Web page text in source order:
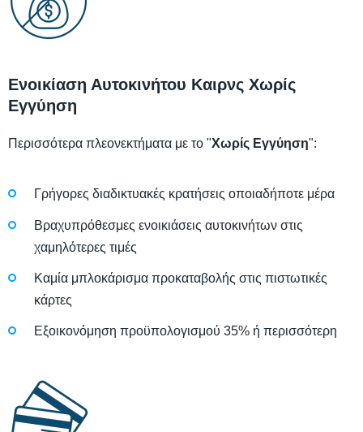
Ενοικίαση Αυτοκινήτου Καιρνς Χωρίς
Εγγύηση
Περισσότερα πλεονεκτήματα με το "Χωρίς Εγγύηση":
Γρήγορες διαδικτυακές κρατήσεις οποιαδήποτε μέρα
Βραχυπρόθεσμες ενοικιάσεις αυτοκινήτων στις
χαμηλότερες τιμές
Καμία μπλοκάρισμα προκαταβολής στις πιστωτικές
κάρτες
Εξοικονόμηση προϋπολογισμού 35% ή περισσότερη